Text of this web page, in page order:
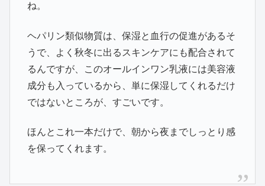
ね。
ヘパリン類似物質は、保湿と血行の促進があるそ
うで、よく秋冬に出るスキンケアにも配合されて
るんですが、このオールインワン乳液には美容液
成分も入っているから、単に保湿してくれるだけ
ではないところが、すごいです。
ほんとこれ一本だけで、朝から夜までしっとり感
を保ってくれます。